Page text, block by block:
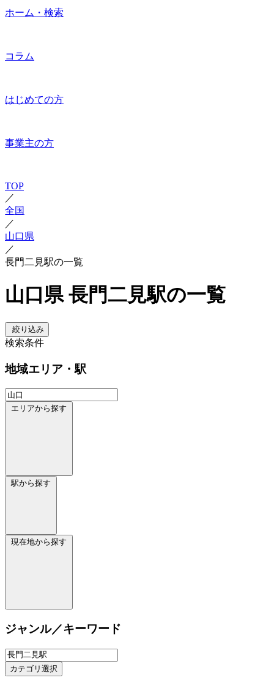
ホーム・検索
コラム
はじめての方
事業主の方
TOP
／
全国
／
山口県
／
長門二見駅の一覧
山口県 長門二見駅の一覧
絞り込み
検索条件
地域エリア・駅
エリアから探す
駅から探す
現在地から探す
ジャンル／キーワード
カテゴリ選択